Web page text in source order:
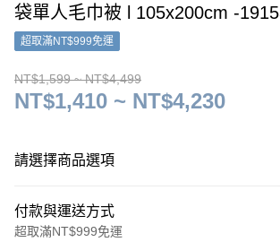
袋單人毛巾被 l 105x200cm -
超取滿NT$999免運
NT$1,599 ~ NT$4,499
NT$1,410 ~ NT$4,230
請選擇商品選項
付款與運送方式
超取滿NT$999免運